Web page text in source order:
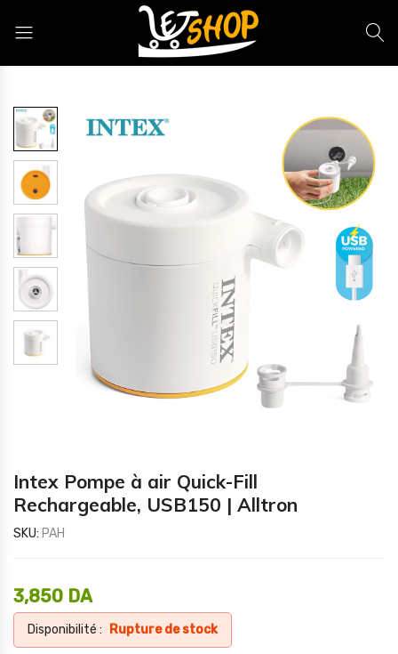
Intex Pompe à air Quick-Fill
Rechargeable, USB150 | Alltron
SKU: PAH
3,850 DA
Disponibilité : Rupture de stock